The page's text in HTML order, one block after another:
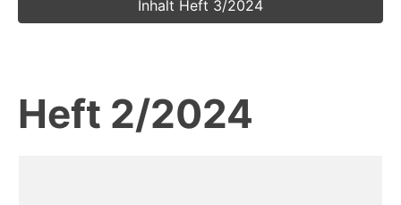
Inhalt Heft 3/2024
Heft 2/2024